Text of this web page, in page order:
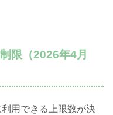
限（2026年4月
用できる上限数が決